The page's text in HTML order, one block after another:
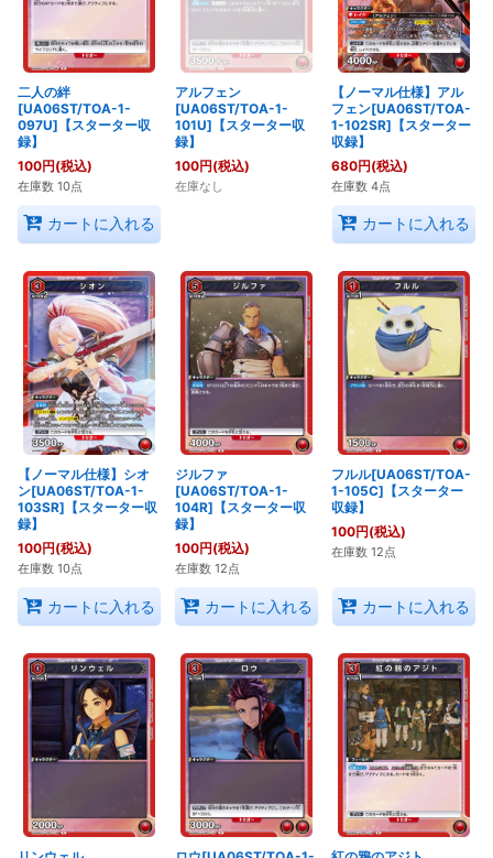
二人の絆
[UA06ST/TOA-1-
097U]【スターター収
録】
100円(税込)
在庫数 10点
カートに入れる
アルフェン
[UA06ST/TOA-1-
101U]【スターター収
録】
100円(税込)
在庫なし
【ノーマル仕様】アル
フェン[UA06ST/TOA-
1-102SR]【スターター
収録】
680円(税込)
在庫数 4点
カートに入れる
【ノーマル仕様】シオ
ン[UA06ST/TOA-1-
103SR]【スターター収
録】
100円(税込)
在庫数 10点
カートに入れる
ジルファ
[UA06ST/TOA-1-
104R]【スターター収
録】
100円(税込)
在庫数 12点
カートに入れる
フルル[UA06ST/TOA-
1-105C]【スターター
収録】
100円(税込)
在庫数 12点
カートに入れる